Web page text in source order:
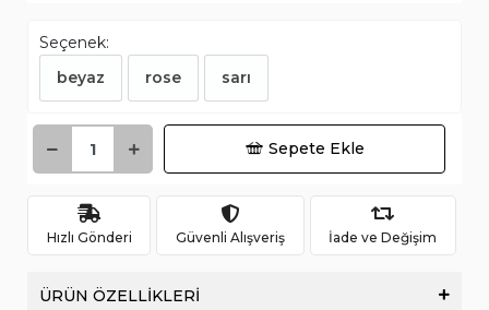
Seçenek:
beyaz
rose sarı
Sepete Ekle
Hızlı Gönderi Güvenli Alışveriş İade ve Değişim
ÜRÜN ÖZELLİKLERİ